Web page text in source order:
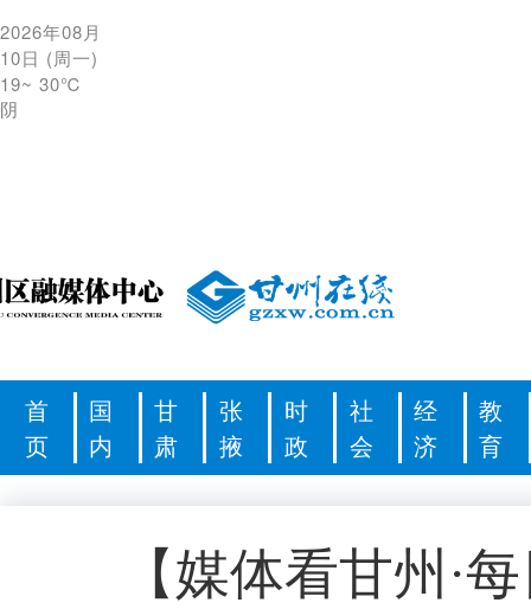
2026年08月
10日 (周一)
19~ 30℃
阴
首
页
国
内
甘
肃
张
掖
时
政
社
会
经
济
教
育
【媒体看甘州·